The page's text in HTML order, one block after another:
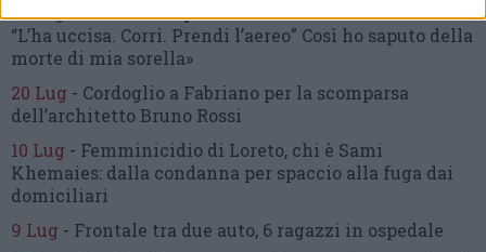
10 Lug-«Le urla e il pianto di mia madre al telefono:
“L’ha uccisa. Corri. Prendi l’aereo” Così ho saputo della
morte di mia sorella»
20 Lug - Cordoglio a Fabriano per la scomparsa
dell’architetto Bruno Rossi
10 Lug - Femminicidio di Loreto, chi è Sami
Khemaies: dalla condanna per spaccio alla fuga dai
domiciliari
9 Lug - Frontale tra due auto, 6 ragazzi in ospedale